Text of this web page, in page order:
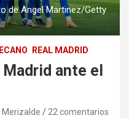
de Angel Martinez/Getty
REAL MADRID
ante el
Merizalde 22 comentarios